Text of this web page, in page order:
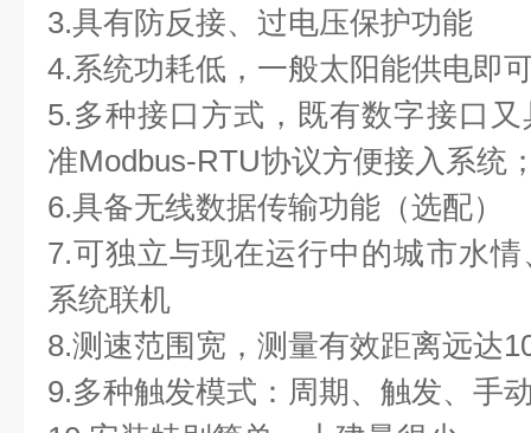
3.具有防反接、过电压保护功能
4.系统功耗低，一般太阳能供电即
5.多种接口方式，既有数字接口
准Modbus-RTU协议方便接入系统
6.具备无线数据传输功能（选配）
7.可独立与现在运行中的城市水
系统联机
8.测速范围宽，测量有效距离远达
9.多种触发模式：周期、触发、手